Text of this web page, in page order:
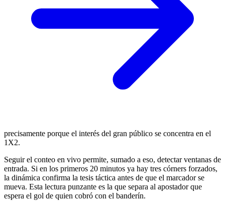
precisamente porque el interés del gran público se concentra en el
1X2.
Seguir el conteo en vivo permite, sumado a eso, detectar ventanas de
entrada. Si en los primeros 20 minutos ya hay tres córners forzados,
la dinámica confirma la tesis táctica antes de que el marcador se
mueva. Esta lectura punzante es la que separa al apostador que
espera el gol de quien cobró con el banderín.